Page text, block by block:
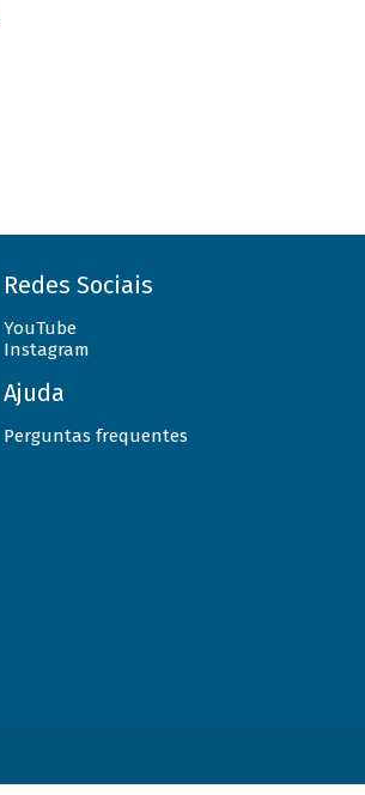
Redes Sociais
YouTube
Instagram
Ajuda
Perguntas frequentes